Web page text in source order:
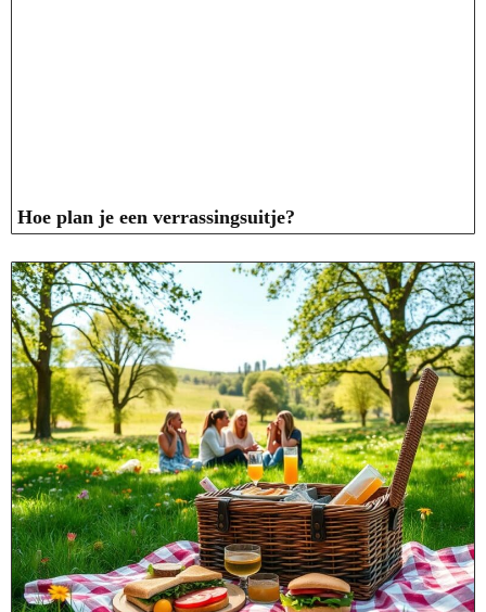
Hoe plan je een verrassingsuitje?